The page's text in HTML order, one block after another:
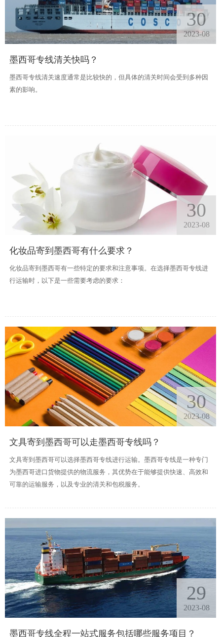
30
2023-08
墨西哥专线清关快吗？
墨西哥专线清关速度通常是比较快的，但具体的清关时间会受到多种因
素的影响。
30
2023-08
化妆品寄到墨西哥有什么要求？
化妆品寄到墨西哥有一些特定的要求和注意事项。在选择墨西哥专线进
行运输时，以下是一些需要考虑的要求：
30
2023-08
文具寄到墨西哥可以走墨西哥专线吗？
文具寄到墨西哥可以选择墨西哥专线进行运输。墨西哥专线是一种专门
为墨西哥进口货物提供的物流服务，其优势在于能够提供快速、高效和
可靠的运输服务，以及专业的清关和包税服务。
29
2023-08
墨西哥专线全程一站式服务包括哪些服务项目？